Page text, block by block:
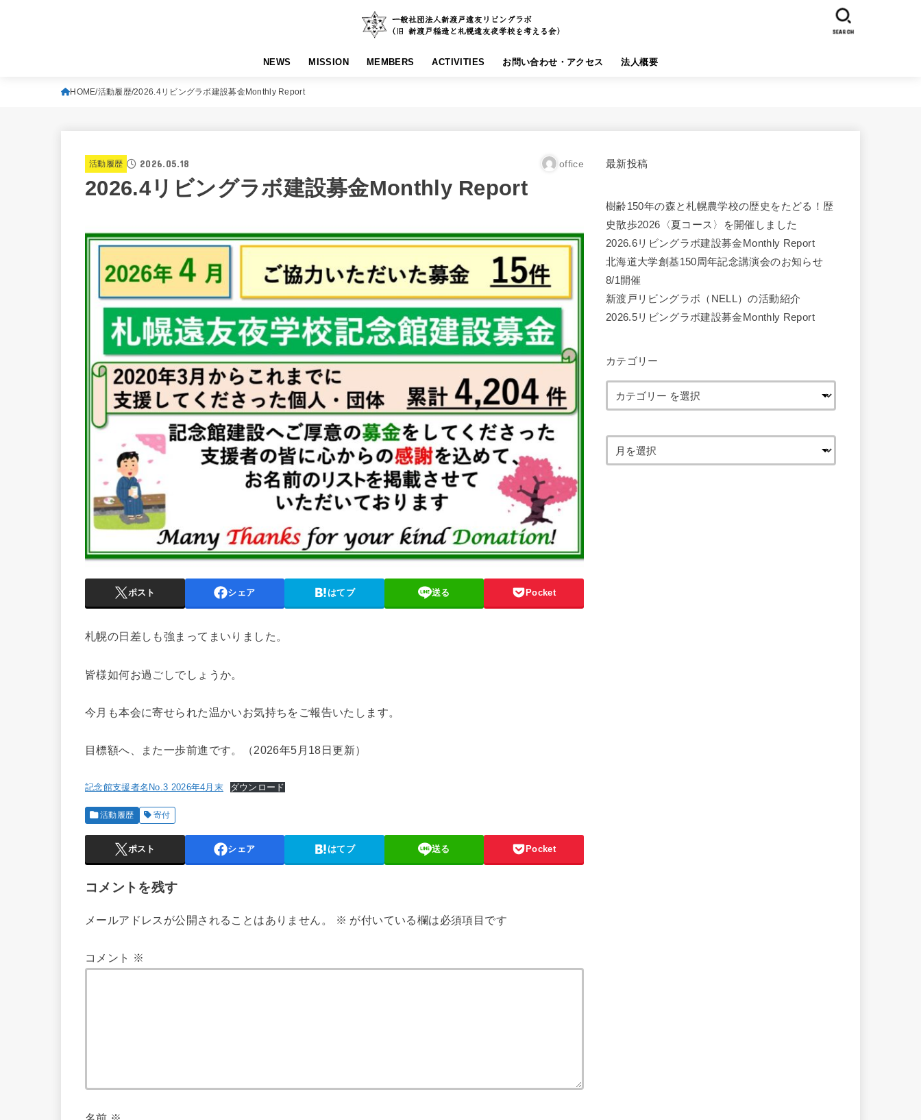
NEWS MISSION MEMBERS ACTIVITIES お問い合わせ・アクセス 法人概要
SEARCH
HOME 活動履歴 2026.4リビングラボ建設募金Monthly Report
活動履歴 2026.05.18 office
2026.4リビングラボ建設募金Monthly Report
ポスト シェア はてブ 送る Pocket
札幌の日差しも強まってまいりました。
皆様如何お過ごしでしょうか。
今月も本会に寄せられた温かいお気持ちをご報告いたします。
目標額へ、また一歩前進です。（2026年5月18日更新）
記念館支援者名No.3 2026年4月末 ダウンロード
活動履歴 寄付
ポスト シェア はてブ 送る Pocket
コメントを残す
メールアドレスが公開されることはありません。 ※ が付いている欄は必須項目です
コメント ※
最新投稿
樹齢150年の森と札幌農学校の歴史をたどる！歴
史散歩2026〈夏コース〉を開催しました
2026.6リビングラボ建設募金Monthly Report
北海道大学創基150周年記念講演会のお知らせ
8/1開催
新渡戸リビングラボ（NELL）の活動紹介
2026.5リビングラボ建設募金Monthly Report
カテゴリー